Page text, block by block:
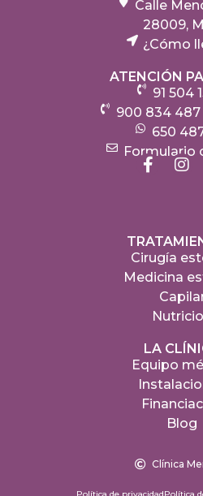
Calle
28009,
¿Cómo
ATENCIÓN
91 504
900 834
650
Formulario
Cirugía
Medicina
LA
Equipo
Blog
Clínica
Política de privacidadPolítica